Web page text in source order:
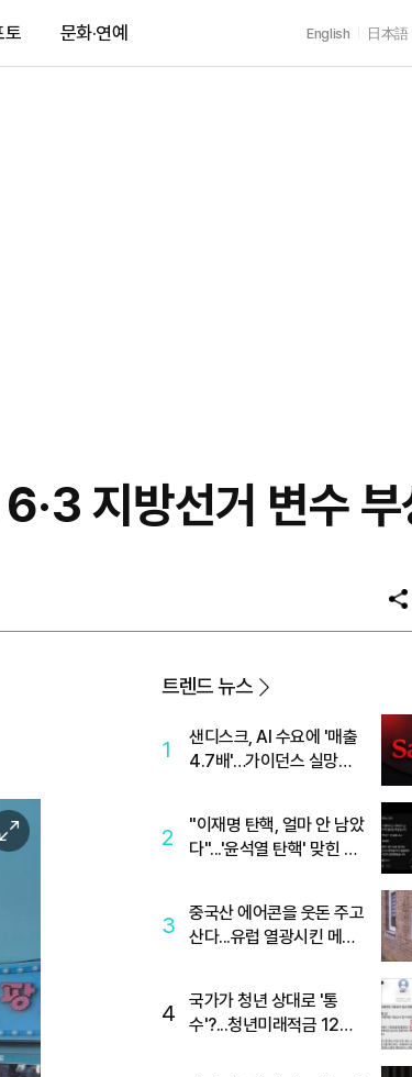
토 문화·연예 English 日本語
지방선거 변수
공
트렌드 뉴스
1
샌디스크, AI 수요에 '매출
4.7배'…가이던스 실망에
2
"이재명 탄핵, 얼마 안 남았
다"...'윤석열 탄핵' 맞힌 무
3
중국산 에어콘을 웃돈 주고
산다...유럽 열광시킨 메이
4
국가가 청년 상대로 '통
수'?...청년미래적금 12%